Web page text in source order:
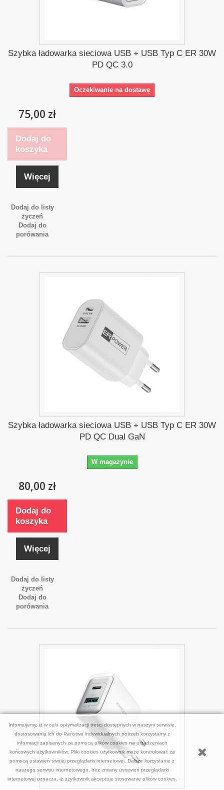
Informujemy, iż w celu optymalizacji treści dostępnych w naszym serwisie,
dostosowania ich do Państwa indywidualnych potrzeb korzystamy z
informacji zapisanych za pomocą plików cookies na urządzeniach
końcowych użytkowników. Pliki cookies użytkownik może kontrolować za
pomocą ustawień swojej przeglądarki internetowej. Dalsze korzystanie z
naszego serwisu internetowego, bez zmiany ustawień przeglądarki
internetowej oznacza, iż użytkownik akceptuje stosowanie plików cookies.
Szybka ładowarka sieciowa USB + USB Typ C ER 30W
PD QC 3.0
Oczekiwanie na dostawę
75,00 zł
Dodaj do
koszyka
Więcej
Dodaj do listy
życzeń
Dodaj do
porówania
Szybka ładowarka sieciowa USB + USB Typ C ER 30W
PD QC Dual GaN
W magazynie
80,00 zł
Dodaj do
koszyka
Więcej
Dodaj do listy
życzeń
Dodaj do
porówania